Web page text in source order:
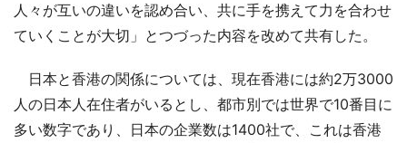
人々が互いの違いを認め合い、共に手を携えて力を合わせ
ていくことが大切」とつづった内容を改めて共有した。
日本と香港の関係については、現在香港には約2万3000
人の日本人在住者がいるとし、都市別では世界で10番目に
多い数字であり、日本の企業数は1400社で、これは香港